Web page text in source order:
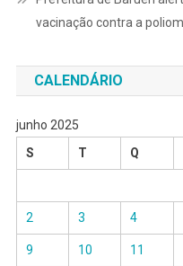
vacinação contra a
CALENDÁRIO
junho 2025
S
T Q
2 3 4
9 10 11